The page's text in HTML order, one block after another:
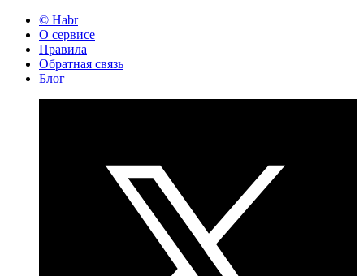
© Habr
О сервисе
Правила
Обратная связь
Блог